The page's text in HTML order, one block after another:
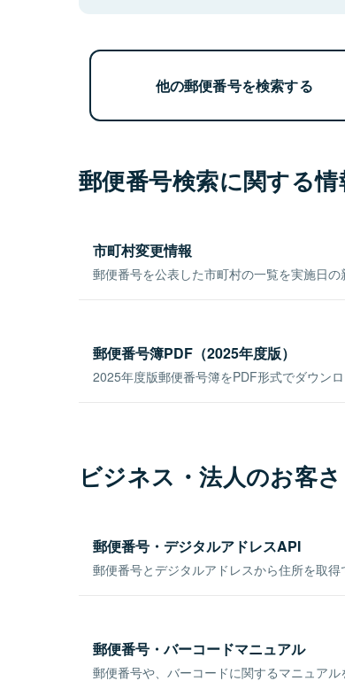
他の郵便番号を検索する
郵便番号検索に関する情
市町村変更情報
郵便番号を公表した市町村の一覧を実施日の
郵便番号簿PDF（2025年度版）
2025年度版郵便番号簿をPDF形式でダウンロ
ビジネス・法人のお客
郵便番号・デジタルアドレスAPI
郵便番号とデジタルアドレスから住所を取得
郵便番号・バーコードマニュアル
郵便番号や、バーコードに関するマニュアル